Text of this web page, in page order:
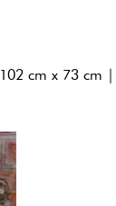
cm x 73 cm |